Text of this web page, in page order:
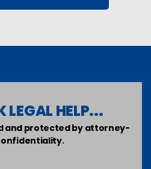
LEGAL HELP...
and protected by attorney-